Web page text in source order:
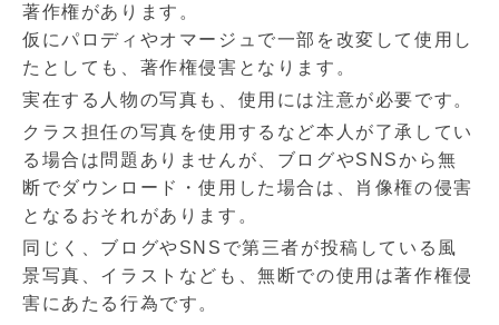
著作権があります。
仮にパロディやオマージュで一部を改変して使用し
たとしても、著作権侵害となります。
実在する人物の写真も、使用には注意が必要です。
クラス担任の写真を使用するなど本人が了承してい
る場合は問題ありませんが、ブログやSNSから無
断でダウンロード・使用した場合は、肖像権の侵害
となるおそれがあります。
同じく、ブログやSNSで第三者が投稿している風
景写真、イラストなども、無断での使用は著作権侵
害にあたる行為です。